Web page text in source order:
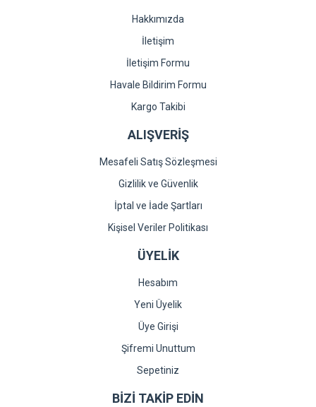
Hakkımızda
İletişim
İletişim Formu
Havale Bildirim Formu
Kargo Takibi
ALIŞVERİŞ
Mesafeli Satış Sözleşmesi
Gizlilik ve Güvenlik
İptal ve İade Şartları
Kişisel Veriler Politikası
ÜYELİK
Hesabım
Yeni Üyelik
Üye Girişi
Şifremi Unuttum
Sepetiniz
BİZİ TAKİP EDİN